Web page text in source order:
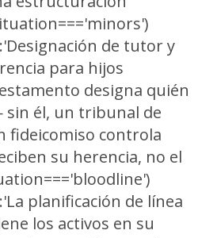
de tutor y
para hijos
designa quién
sin él, un tribunal de
fideicomiso controla
su herencia, no el
planificación de línea
los activos en su